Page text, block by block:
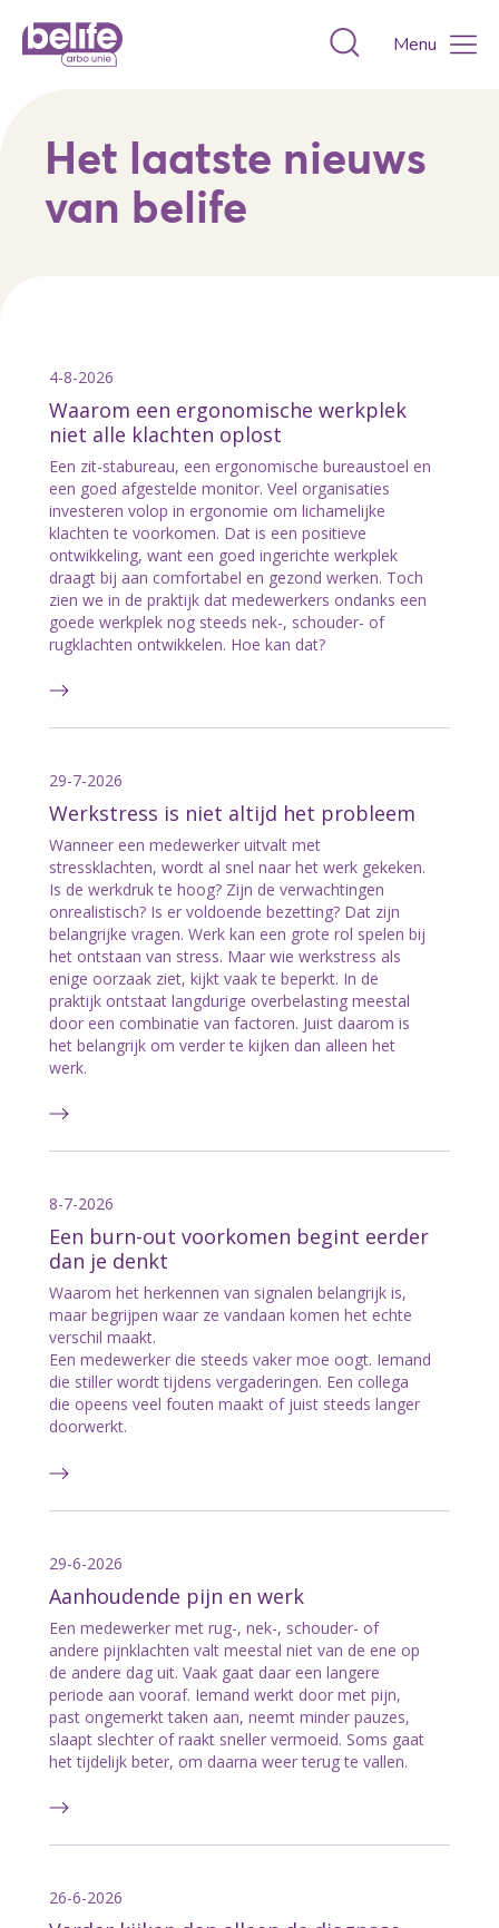
Toggle
Menu
Het laatste nieuws
van belife
4-8-2026
Waarom een ergonomische werkplek
niet alle klachten oplost
Een zit-stabureau, een ergonomische bureaustoel en
een goed afgestelde monitor. Veel organisaties
investeren volop in ergonomie om lichamelijke
klachten te voorkomen. Dat is een positieve
ontwikkeling, want een goed ingerichte werkplek
draagt bij aan comfortabel en gezond werken. Toch
zien we in de praktijk dat medewerkers ondanks een
goede werkplek nog steeds nek-, schouder- of
rugklachten ontwikkelen. Hoe kan dat?
29-7-2026
Werkstress is niet altijd het probleem
Wanneer een medewerker uitvalt met
stressklachten, wordt al snel naar het werk gekeken.
Is de werkdruk te hoog? Zijn de verwachtingen
onrealistisch? Is er voldoende bezetting? Dat zijn
belangrijke vragen. Werk kan een grote rol spelen bij
het ontstaan van stress. Maar wie werkstress als
enige oorzaak ziet, kijkt vaak te beperkt. In de
praktijk ontstaat langdurige overbelasting meestal
door een combinatie van factoren. Juist daarom is
het belangrijk om verder te kijken dan alleen het
werk.
8-7-2026
Een burn-out voorkomen begint eerder
dan je denkt
Waarom het herkennen van signalen belangrijk is,
maar begrijpen waar ze vandaan komen het echte
verschil maakt.
Een medewerker die steeds vaker moe oogt. Iemand
die stiller wordt tijdens vergaderingen. Een collega
die opeens veel fouten maakt of juist steeds langer
doorwerkt.
29-6-2026
Aanhoudende pijn en werk
Een medewerker met rug-, nek-, schouder- of
andere pijnklachten valt meestal niet van de ene op
de andere dag uit. Vaak gaat daar een langere
periode aan vooraf. Iemand werkt door met pijn,
past ongemerkt taken aan, neemt minder pauzes,
slaapt slechter of raakt sneller vermoeid. Soms gaat
het tijdelijk beter, om daarna weer terug te vallen.
26-6-2026